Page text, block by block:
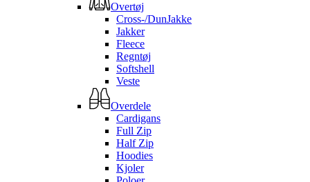
Overtøj
Cross-/DunJakke
Jakker
Fleece
Regntøj
Softshell
Veste
Overdele
Cardigans
Full Zip
Half Zip
Hoodies
Kjoler